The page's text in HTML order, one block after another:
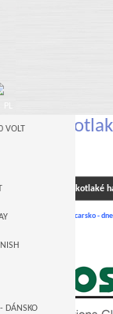
BERIZZI
» Materiálové vysokotlaké
S.A., Gland, Švýcarsko -
VOLT
NA VDZ
DÁNSKO